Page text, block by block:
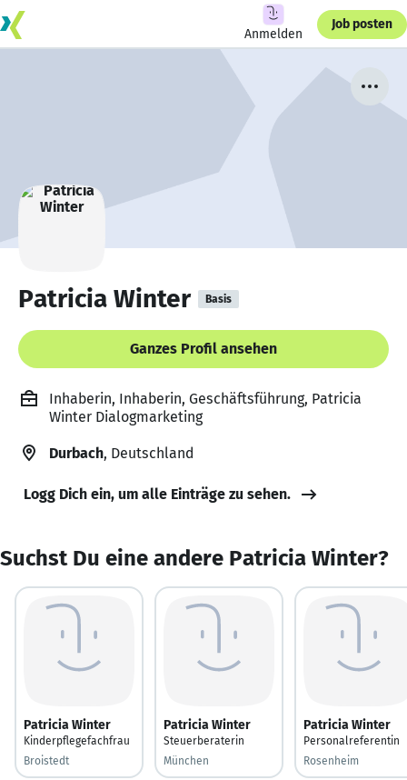
Anmelden
Job posten
Patricia Winter Basis
Ganzes Profil ansehen
Inhaberin, Inhaberin, Geschäftsführung, Patricia
Winter Dialogmarketing
Durbach, Deutschland
Logg Dich ein, um alle Einträge zu sehen.
Suchst Du eine andere Patricia Winter?
Patricia Winter
Kinderpflegefachfrau
Broistedt
Patricia Winter
Steuerberaterin
München
Patricia Winter
Personalreferentin
Rosenheim